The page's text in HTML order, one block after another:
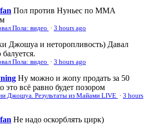
Пол против Нуньес по ММА
Пола: видео · 3 hours ago
Джошуа и неторопливость) Давал
Пола: видео · 3 hours ago
Ну можно и жопу продать за 50
это всё равно будет позором
Джошуа. Результаты из Майами LIVE · 3 hours
Не надо оскорблять цирк)